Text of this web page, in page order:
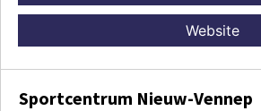
Website
Sportcentrum Nieuw-Vennep